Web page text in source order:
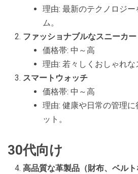
理由: 最新のテクノロジ
ム。
ファッショナブルなスニーカー
価格帯: 中～高
理由: 若々しくおしゃれな
スマートウォッチ
価格帯: 中～高
理由: 健康や日常の管理
ット。
30代向け
高品質な革製品（財布、ベルト